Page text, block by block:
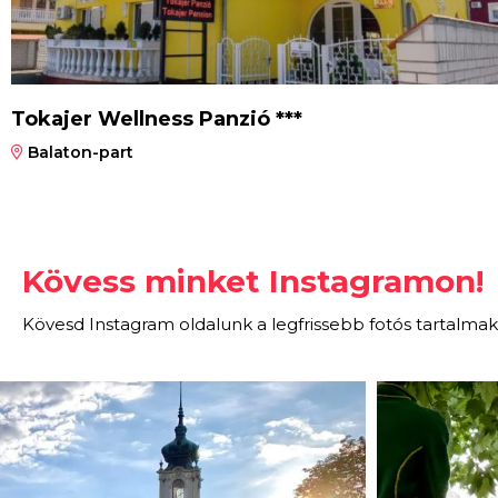
Tokajer Wellness Panzió ***
Balaton-part
Kövess minket Instagramon!
Kövesd Instagram oldalunk a legfrissebb fotós